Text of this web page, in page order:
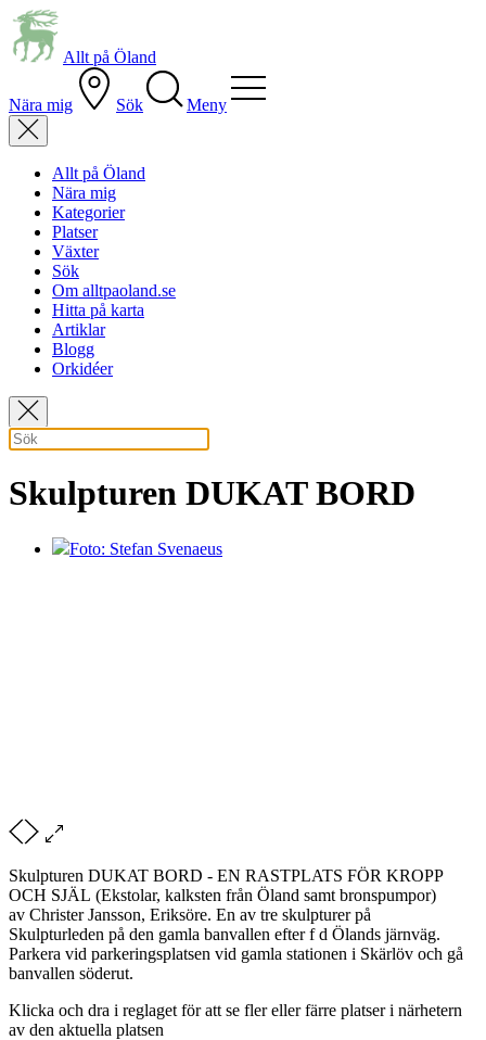
Allt på Öland
Nära mig Sök Meny
Allt på Öland
Nära mig
Kategorier
Platser
Växter
Sök
Om alltpaoland.se
Hitta på karta
Artiklar
Blogg
Orkidéer
Skulpturen DUKAT BORD
Foto: Stefan Svenaeus
Skulpturen DUKAT BORD - EN RASTPLATS FÖR KROPP
OCH SJÄL (Ekstolar, kalksten från Öland samt bronspumpor)
av Christer Jansson, Eriksöre. En av tre skulpturer på
Skulpturleden på den gamla banvallen efter f d Ölands järnväg.
Parkera vid parkeringsplatsen vid gamla stationen i Skärlöv och gå
banvallen söderut.
Klicka och dra i reglaget för att se fler eller färre platser i närhetern
av den aktuella platsen